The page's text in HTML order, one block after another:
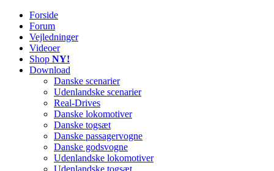
Railworks Danmark
Det danske site om Train Simulator Classic
Forside
Forum
Vejledninger
Videoer
Shop NY!
Download
Danske scenarier
Udenlandske scenarier
Real-Drives
Danske lokomotiver
Danske togsæt
Danske passagervogne
Danske godsvogne
Udenlandske lokomotiver
Udenlandske togsæt